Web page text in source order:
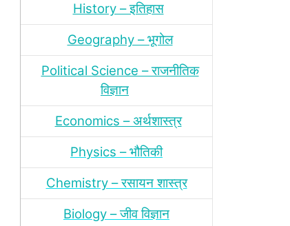
History – इतिहास
Geography – भूगोल
Political Science – राजनीतिक
विज्ञान
Economics – अर्थशास्‍त्र
Physics – भौतिकी
Chemistry – रसायन शास्‍त्र
Biology – जीव विज्ञान